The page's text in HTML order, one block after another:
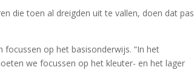
die toen al dreigden uit te vallen, doen dat pas
op het basisonderwijs. “In het
we focussen op het kleuter- en het lager